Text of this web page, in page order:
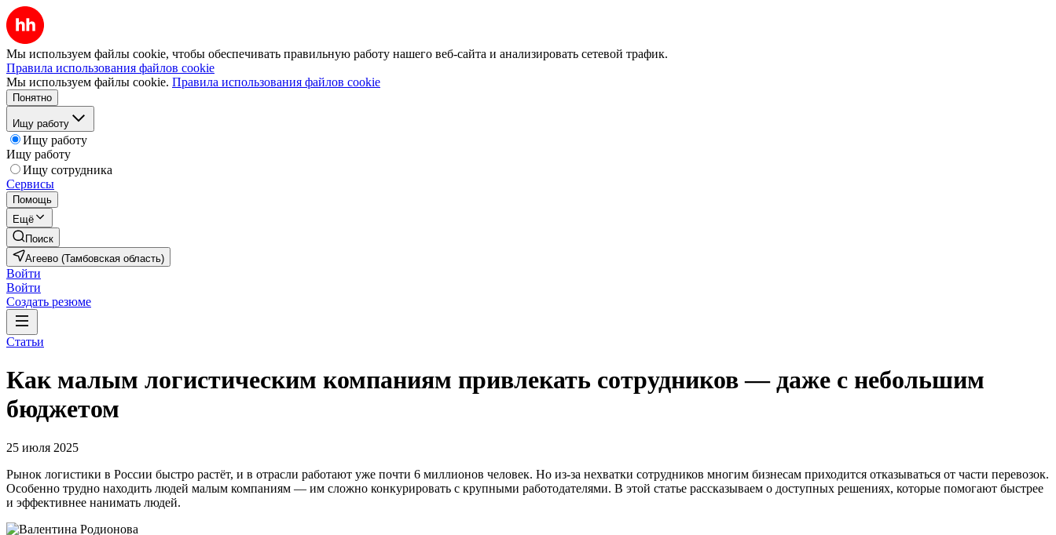
Мы используем файлы cookie, чтобы обеспечивать правильную работу нашего веб-сайта и анализировать сетевой трафик.
Правила использования файлов cookie
Мы используем файлы cookie. Правила использования файлов cookie
Понятно
Ищу работу
Ищу работу
Ищу работу
Ищу сотрудника
Сервисы
Помощь
Ещё
Поиск
Агеево (Тамбовская область)
Войти
Войти
Создать резюме
Статьи
Как малым логистическим компаниям привлекать сотрудников — даже с небольшим
бюджетом
25 июля 2025
Рынок логистики в России быстро растёт, и в отрасли работают уже почти 6 миллионов человек. Но из-за нехватки сотрудников многим бизнесам приходится отказываться от части перевозок.
Особенно трудно находить людей малым компаниям — им сложно конкурировать с крупными работодателями. В этой статье рассказываем о доступных решениях, которые помогают быстрее
и эффективнее нанимать людей.